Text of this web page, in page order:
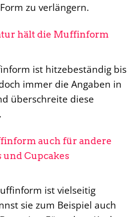
zu verlängern.
hält die Muffinform
ist hitzebeständig bis
immer die Angaben in
überschreite diese
auch für andere
Cupcakes
ist vielseitig
sie zum Beispiel auch